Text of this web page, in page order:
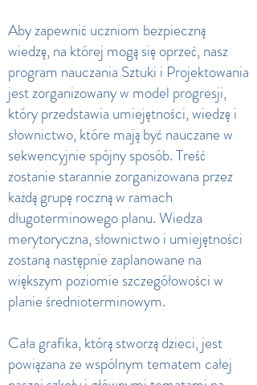
Aby zapewnić uczniom bezpieczną
wiedzę, na której mogą się oprzeć, nasz
program nauczania Sztuki i Projektowania
jest zorganizowany w model progresji,
który przedstawia umiejętności, wiedzę i
słownictwo, które mają być nauczane w
sekwencyjnie spójny sposób. Treść
zostanie starannie zorganizowana przez
każdą grupę roczną w ramach
długoterminowego planu. Wiedza
merytoryczna, słownictwo i umiejętności
zostaną następnie zaplanowane na
większym poziomie szczegółowości w
planie średnioterminowym.
Cała grafika, którą stworzą dzieci, jest
powiązana ze wspólnym tematem całej